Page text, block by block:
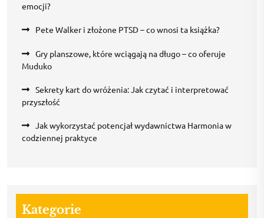
emocji?
Pete Walker i złożone PTSD – co wnosi ta książka?
Gry planszowe, które wciągają na długo – co oferuje
Muduko
Sekrety kart do wróżenia: Jak czytać i interpretować
przyszłość
Jak wykorzystać potencjał wydawnictwa Harmonia w
codziennej praktyce
Kategorie